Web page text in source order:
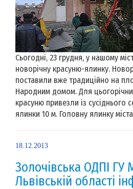
Сьогодні, 23 грудня, у нашому
новорічну красуню-ялинку.
поставили вже традиційно на
Народним домом. Для
красуню привезли із сусіднього
ялинки 10 м. Головну ялинку
18.12.2013
Золочівська ОДПІ ГУ
Львівській області